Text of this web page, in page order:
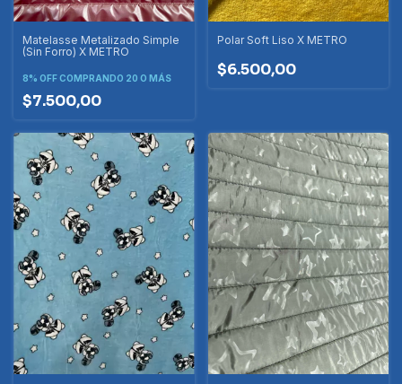
Matelasse Metalizado Simple
(Sin Forro) X METRO
8% OFFCOMPRANDO 20 O MÁS
$7.500,00
Polar Soft Liso X METRO
$6.500,00